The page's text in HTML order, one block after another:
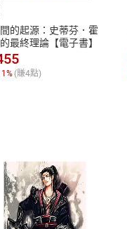
的起源：史蒂芬．霍
最終理論【電子書】
1 % (賺4點)